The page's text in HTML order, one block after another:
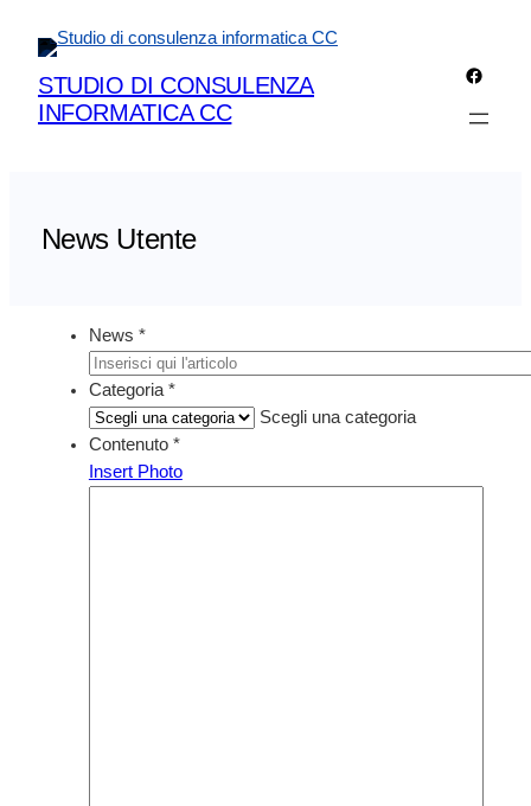
contenuto
STUDIO DI CONSULENZA
INFORMATICA CC
News Utente
News *
Categoria*
Scegli una categoria
Contenuto *
Insert Photo